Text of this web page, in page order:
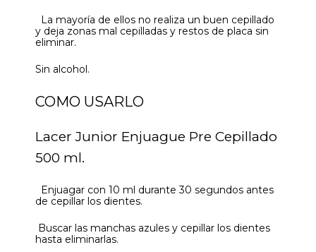
La mayoría de ellos no realiza un buen cepillado
y deja zonas mal cepilladas y restos de placa sin
eliminar.
Sin alcohol.
COMO USARLO
Lacer Junior Enjuague Pre Cepillado
500 ml.
Enjuagar con 10 ml durante 30 segundos antes
de cepillar los dientes.
Buscar las manchas azules y cepillar los dientes
hasta eliminarlas.